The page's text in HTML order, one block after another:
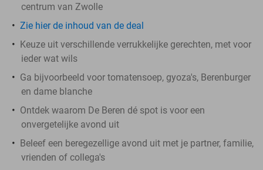
centrum van Zwolle
Zie hier de inhoud van de deal
Keuze uit verschillende verrukkelijke gerechten, met voor
ieder wat wils
Ga bijvoorbeeld voor tomatensoep, gyoza's, Berenburger
en dame blanche
Ontdek waarom De Beren dé spot is voor een
onvergetelijke avond uit
Beleef een beregezellige avond uit met je partner, familie,
vrienden of collega's